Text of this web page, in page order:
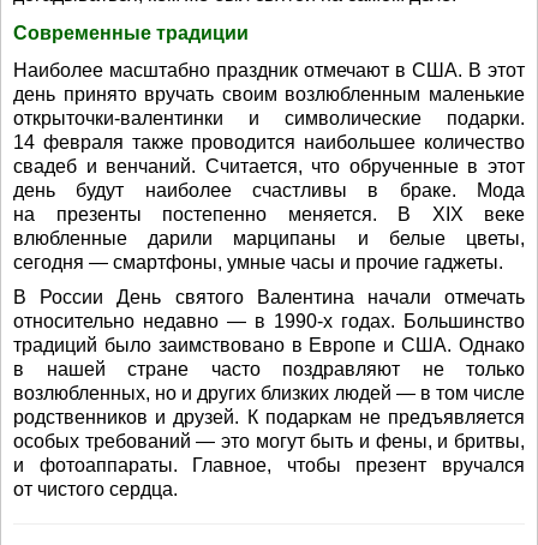
Современные традиции
Наиболее масштабно праздник отмечают в США. В этот
день принято вручать своим возлюбленным маленькие
открыточки-валентинки и символические подарки.
14 февраля также проводится наибольшее количество
свадеб и венчаний. Считается, что обрученные в этот
день будут наиболее счастливы в браке. Мода
на презенты постепенно меняется. В XIX веке
влюбленные дарили марципаны и белые цветы,
сегодня — смартфоны, умные часы и прочие гаджеты.
В России День святого Валентина начали отмечать
относительно недавно — в 1990-х годах. Большинство
традиций было заимствовано в Европе и США. Однако
в нашей стране часто поздравляют не только
возлюбленных, но и других близких людей — в том числе
родственников и друзей. К подаркам не предъявляется
особых требований — это могут быть и фены, и бритвы,
и фотоаппараты. Главное, чтобы презент вручался
от чистого сердца.